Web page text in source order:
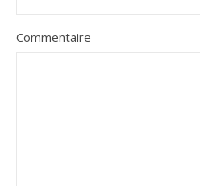
Commentaire